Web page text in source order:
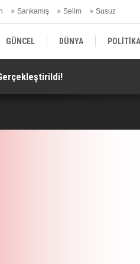
Sarıkamış Selim Susuz
GÜNCEL DÜNYA POLİTİKA
KÜLTÜR | SANAT | MAGAZİN